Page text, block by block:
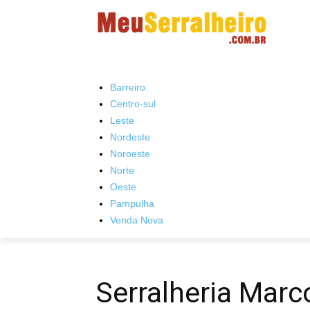
Barreiro
Centro-sul
Leste
Nordeste
Noroeste
Norte
Oeste
Pampulha
Venda Nova
Serralheria